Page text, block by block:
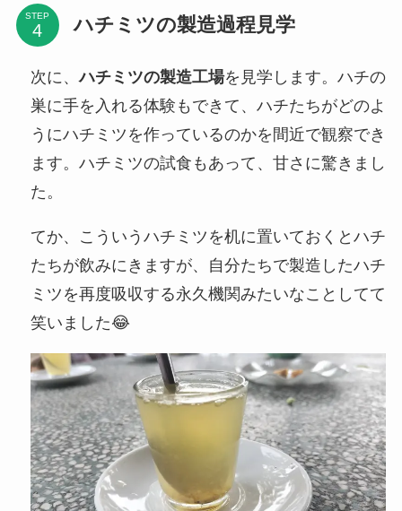
STEP ハチミツの製造過程見学
次に、ハチミツの製造工場を見学します。ハチの
巣に手を入れる体験もできて、ハチたちがどのよ
うにハチミツを作っているのかを間近で観察でき
ます。ハチミツの試食もあって、甘さに驚きまし
た。
てか、こういうハチミツを机に置いておくとハチ
たちが飲みにきますが、自分たちで製造したハチ
ミツを再度吸収する永久機関みたいなことしてて
笑いました😂